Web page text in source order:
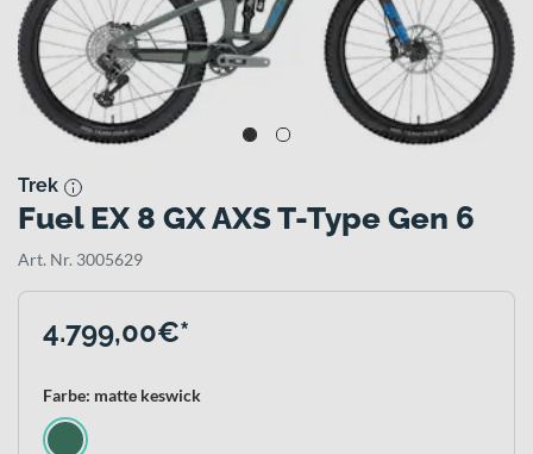
Trek
Fuel EX 8 GX AXS T-Type Gen 6
Art. Nr. 3005629
4.799,00€*
Farbe: matte keswick